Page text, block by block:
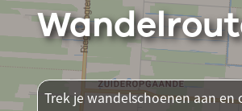
Trek je wandelschoenen aan